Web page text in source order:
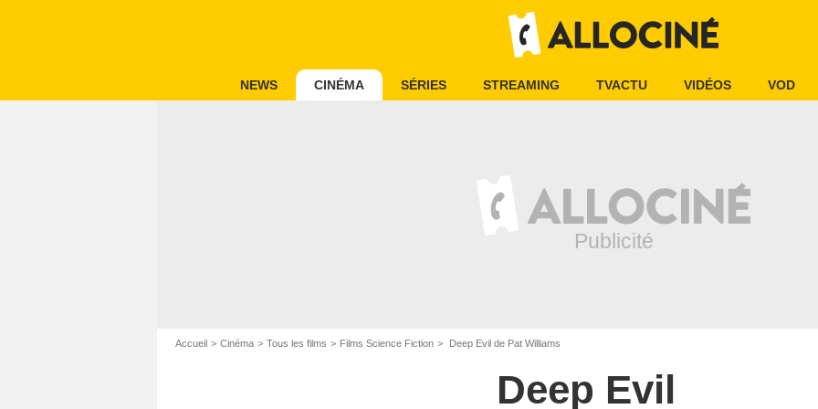
NEWS CINÉMA SÉRIES STREAMING TVACTU VIDÉOS VOD
Accueil Cinéma Tous les films Films Science Fiction Deep Evil de Pat Williams
Deep Evil